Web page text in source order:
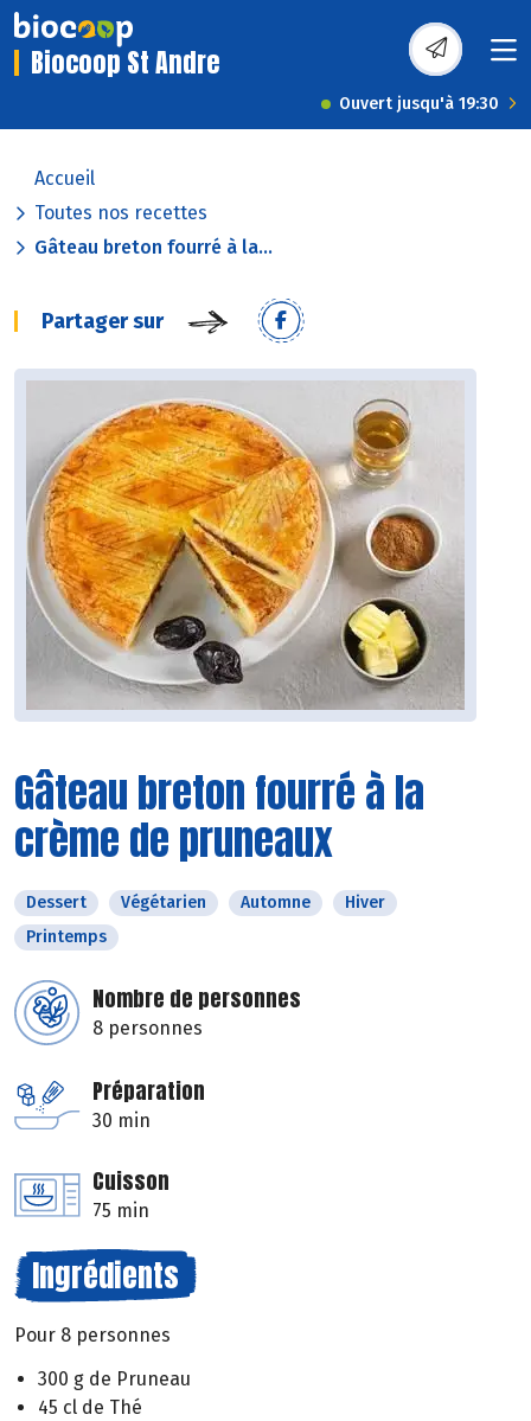
Biocoop St Andre
Ouvert jusqu'à 19:30
Accueil
Toutes nos recettes
Gâteau breton fourré à la...
Partager sur
Gâteau breton fourré à la
crème de pruneaux
Dessert Végétarien Automne
Hiver
Printemps
Nombre de personnes
8 personnes
Préparation
30 min
Cuisson
75 min
Ingrédients
Pour 8 personnes
300 g de Pruneau
45 cl de Thé